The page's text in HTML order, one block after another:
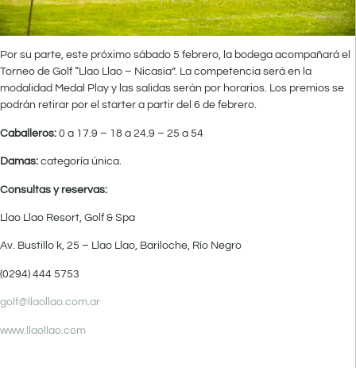
Por su parte, este próximo sábado 5 febrero, la bodega acompañará el
Torneo de Golf “Llao Llao – Nicasia”. La competencia será en la
modalidad Medal Play y las salidas serán por horarios. Los premios se
podrán retirar por el starter a partir del 6 de febrero.
Caballeros: 0 a 17.9 – 18 a 24.9 – 25 a 54
Damas: categoría única.
Consultas y reservas:
Llao Llao Resort, Golf & Spa
Av. Bustillo k, 25 – Llao Llao, Bariloche, Río Negro
(0294) 444 5753
golf@llaollao.com.ar
www.llaollao.com